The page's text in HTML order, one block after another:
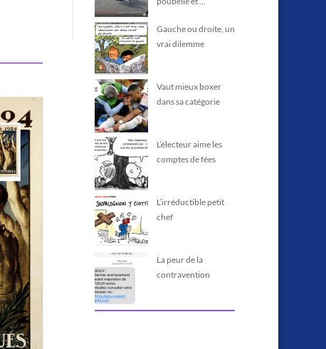
Gauche ou droite, un
vrai dilemme
Vaut mieux boxer
dans sa catégorie
L’électeur aime les
comptes de fées
L’irréductible petit
chef
La peur de la
contravention